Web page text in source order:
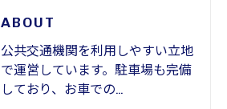
ABOUT
公共交通機関を利用しやすい立地
で運営しています。駐車場も完備
しており、お車での…